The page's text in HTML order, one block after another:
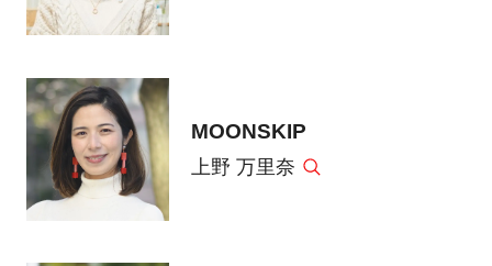
MOONSKIP
上野 万里奈